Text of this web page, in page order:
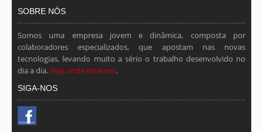
SOBRE NÓS
Somos uma empresa jovem e dinâmica, composta por
colaboradores especializados, que apostam nas novas
tecnologias, levando muito a sério o trabalho desenvolvido no
dia a dia.Veja onde estamos.
SIGA-NOS